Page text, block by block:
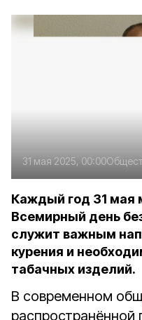
31 мая 2025, 00:00
Каждый год 31 мая
Всемирный день
служит важным
курения и
табачных изделий.
В современном
распространённой